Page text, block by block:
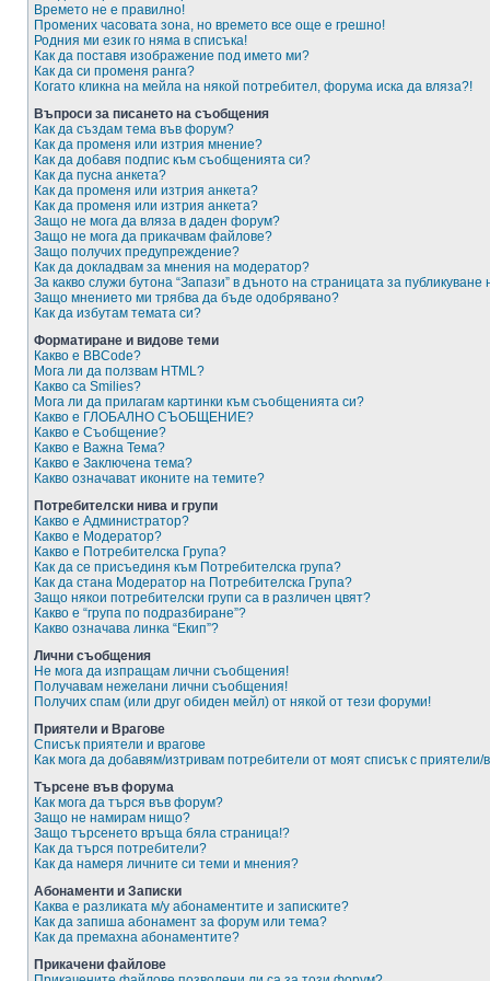
Времето не е правилно!
Промених часовата зона, но времето все още е грешно!
Родния ми език го няма в списъка!
Как да поставя изображение под името ми?
Как да си променя ранга?
Когато кликна на мейла на някой потребител, форума иска да вляза?!
Въпроси за писането на съобщения
Как да създам тема във форум?
Как да променя или изтрия мнение?
Как да добавя подпис към съобщенията си?
Как да пусна анкета?
Как да променя или изтрия анкета?
Как да променя или изтрия анкета?
Защо не мога да вляза в даден форум?
Защо не мога да прикачвам файлове?
Защо получих предупреждение?
Как да докладвам за мнения на модератор?
За какво служи бутона “Запази” в дъното на страницата за
Защо мнението ми трябва да бъде одобрявано?
Как да избутам темата си?
Форматиране и видове теми
Какво е BBCode?
Мога ли да ползвам HTML?
Какво са Smilies?
Мога ли да прилагам картинки към съобщенията си?
Какво е ГЛОБАЛНО СЪОБЩЕНИЕ?
Какво е Съобщение?
Какво е Важна Тема?
Какво е Заключена тема?
Какво означават иконите на темите?
Потребителски нива и групи
Какво е Администратор?
Какво е Модератор?
Какво е Потребителска Група?
Как да се присъединя към Потребителска група?
Как да стана Модератор на Потребителска Група?
Защо някои потребителски групи са в различен цвят?
Какво е “група по подразбиране”?
Какво означава линка “Екип”?
Лични съобщения
Не мога да изпращам лични съобщения!
Получавам нежелани лични съобщения!
Получих спам (или друг обиден мейл) от някой от тези форуми!
Приятели и Врагове
Списък приятели и врагове
Как мога да добавям/изтривам потребители от моят списък с приятели/
Търсене във форума
Как мога да търся във форум?
Защо не намирам нищо?
Защо търсенето връща бяла страница!?
Как да търся потребители?
Как да намеря личните си теми и мнения?
Абонаменти и Записки
Каква е разликата м/у абонаментите и записките?
Как да запиша абонамент за форум или тема?
Как да премахна абонаментите?
Прикачени файлове